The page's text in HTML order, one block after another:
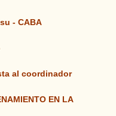
- CABA
al coordinador
EN LA